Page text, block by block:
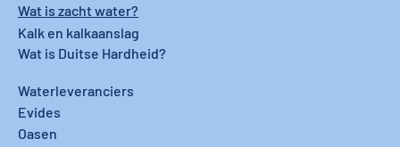
Waterleveranciers
Evides
Oasen
Wat is zacht water?
Kalk en kalkaanslag
Wat is Duitse Hardheid?